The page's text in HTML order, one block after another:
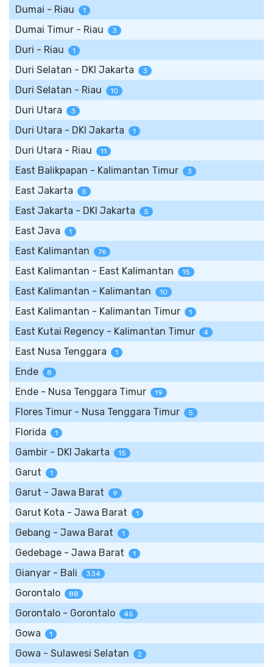
Dumai - Riau 1
Dumai Timur - Riau 3
Duri - Riau 1
Duri Selatan - DKI Jakarta 3
Duri Selatan - Riau 10
Duri Utara 3
Duri Utara - DKI Jakarta 1
Duri Utara - Riau 11
East Balikpapan - Kalimantan Timur 3
East Jakarta 5
East Jakarta - DKI Jakarta 5
East Java 1
East Kalimantan 76
East Kalimantan - East Kalimantan 15
East Kalimantan - Kalimantan 10
East Kalimantan - Kalimantan Timur 1
East Kutai Regency - Kalimantan Timur 4
East Nusa Tenggara 1
Ende 8
Ende - Nusa Tenggara Timur 19
Flores Timur - Nusa Tenggara Timur 5
Florida 1
Gambir - DKI Jakarta 15
Garut 1
Garut - Jawa Barat 9
Garut Kota - Jawa Barat 1
Gebang - Jawa Barat 1
Gedebage - Jawa Barat 1
Gianyar - Bali 334
Gorontalo 88
Gorontalo - Gorontalo 45
Gowa 1
Gowa - Sulawesi Selatan 2